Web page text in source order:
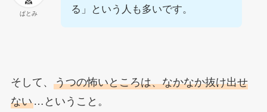
ぱとみ
る」という人も多いです。
そして、 うつの怖いところは、なかなか抜け出せ
ない…ということ。